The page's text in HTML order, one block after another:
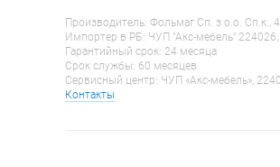
Производитель: Фольмаг Сп. з о.о.
Импортер в РБ: ЧУП "Акс-мебель" 224026,
Гарантийный срок: 24 месяца
Срок службы: 60 месяцев
Сервисный центр: ЧУП «Акс-мебель»,
Контакты